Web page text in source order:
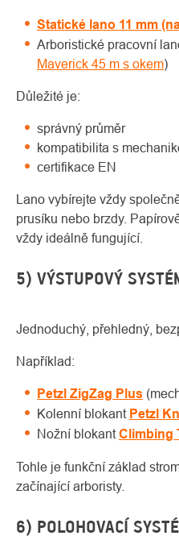
Statické lano 11 mm
Arboristické pracovní
Maverick 45 m s okem)
Důležité je:
správný průměr
kompatibilita s
certifikace EN
Lano vybírejte vždy
prusíku nebo brzdy.
vždy ideálně fungující.
5) VÝSTUPOVÝ
Jednoduchý, přehledný,
Například:
Petzl ZigZag Plus
Kolenní blokant Petzl
Nožní blokantClimbing
Tohle je funkční základ
začínající arboristy.
6) POLOHOVACÍ